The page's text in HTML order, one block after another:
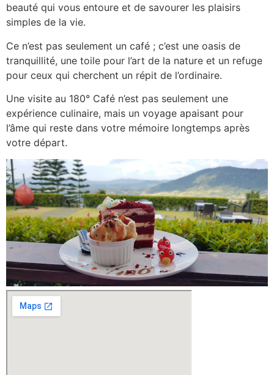
beauté qui vous entoure et de savourer les plaisirs
simples de la vie.
Ce n’est pas seulement un café ; c’est une oasis de
tranquillité, une toile pour l’art de la nature et un refuge
pour ceux qui cherchent un répit de l’ordinaire.
Une visite au 180° Café n’est pas seulement une
expérience culinaire, mais un voyage apaisant pour
l’âme qui reste dans votre mémoire longtemps après
votre départ.